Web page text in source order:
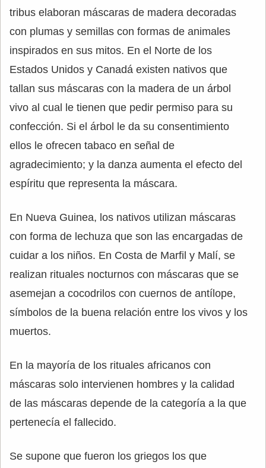
tribus elaboran máscaras de madera decoradas
con plumas y semillas con formas de animales
inspirados en sus mitos. En el Norte de los
Estados Unidos y Canadá existen nativos que
tallan sus máscaras con la madera de un árbol
vivo al cual le tienen que pedir permiso para su
confección. Si el árbol le da su consentimiento
ellos le ofrecen tabaco en señal de
agradecimiento; y la danza aumenta el efecto del
espíritu que representa la máscara.
En Nueva Guinea, los nativos utilizan máscaras
con forma de lechuza que son las encargadas de
cuidar a los niños. En Costa de Marfil y Malí, se
realizan rituales nocturnos con máscaras que se
asemejan a cocodrilos con cuernos de antílope,
símbolos de la buena relación entre los vivos y los
muertos.
En la mayoría de los rituales africanos con
máscaras solo intervienen hombres y la calidad
de las máscaras depende de la categoría a la que
pertenecía el fallecido.
Se supone que fueron los griegos los que